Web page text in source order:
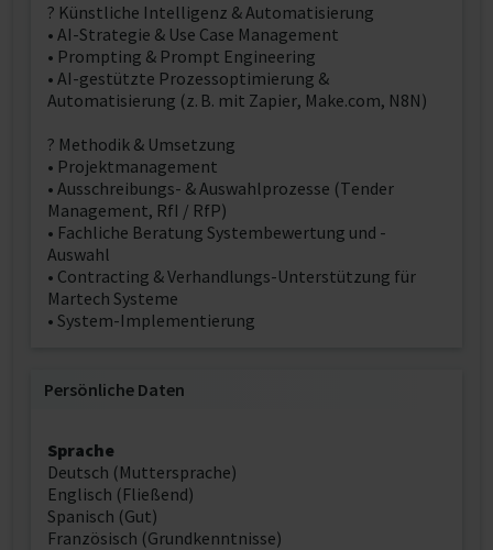
? Künstliche Intelligenz & Automatisierung
• AI-Strategie & Use Case Management
• Prompting & Prompt Engineering
• AI-gestützte Prozessoptimierung &
Automatisierung (z. B. mit Zapier, Make.com, N8N)
? Methodik & Umsetzung
• Projektmanagement
• Ausschreibungs- & Auswahlprozesse (Tender
Management, RfI / RfP)
• Fachliche Beratung Systembewertung und -
Auswahl
• Contracting & Verhandlungs-Unterstützung für
Martech Systeme
• System-Implementierung
Persönliche Daten
Sprache
Deutsch (Muttersprache)
Englisch (Fließend)
Spanisch (Gut)
Französisch (Grundkenntnisse)